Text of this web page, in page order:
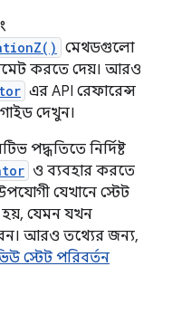
মেথডগুলো
করতে দেয়। আরও
এর API রেফারেন্স
দেখুন।
পদ্ধতিতে নির্দিষ্ট
ও ব্যবহার করতে
যেখানে স্টেট
হয়, যেমন যখন
আরও তথ্যের জন্য,
স্টেট পরিবর্তন